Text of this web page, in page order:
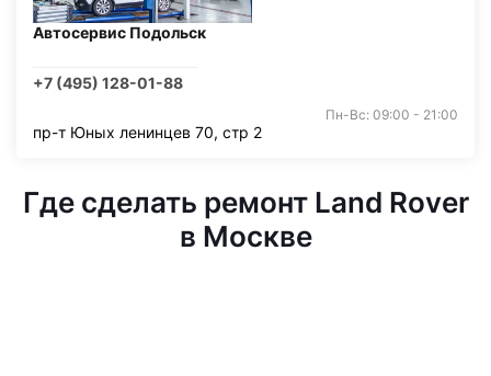
Автосервис Подольск
+7 (495) 128-01-88
Пн-Вс: 09:00 - 21:00
пр-т Юных ленинцев 70, стр 2
Где сделать ремонт Land Rover
в Москве